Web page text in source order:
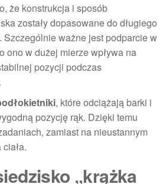
że konstrukcja i sposób
zostały dopasowane do długiego
Szczególnie ważne jest podparcie w
ono w dużej mierze wpływa na
pozycji podczas
, które odciążają barki i
pozycję rąk. Dzięki temu
zamiast na nieustannym
„krążka